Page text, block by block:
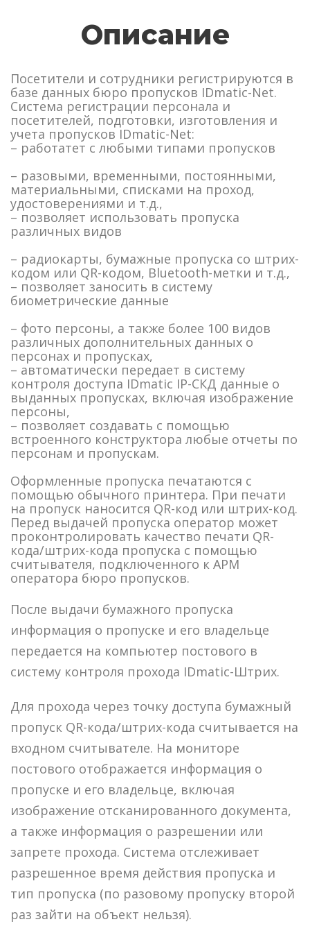
Описание
Посетители и сотрудники регистрируются в
базе данных бюро пропусков IDmatic-Net.
Система регистрации персонала и
посетителей, подготовки, изготовления и
учета пропусков IDmatic-Net:
– работатет с любыми типами пропусков
– разовыми, временными, постоянными,
материальными, списками на проход,
удостоверениями и т.д.,
– позволяет использовать пропуска
различных видов
– радиокарты, бумажные пропуска со штрих-
кодом или QR-кодом, Bluetooth-метки и т.д.,
– позволяет заносить в систему
биометрические данные
– фото персоны, а также более 100 видов
различных дополнительных данных о
персонах и пропусках,
– автоматически передает в систему
контроля доступа IDmatic IP-СКД данные о
выданных пропусках, включая изображение
персоны,
– позволяет создавать с помощью
встроенного конструктора любые отчеты по
персонам и пропускам.
Оформленные пропуска печатаются с
помощью обычного принтера. При печати
на пропуск наносится QR-код или штрих-код.
Перед выдачей пропуска оператор может
проконтролировать качество печати QR-
кода/штрих-кода пропуска с помощью
считывателя, подключенного к АРМ
оператора бюро пропусков.
После выдачи бумажного пропуска
информация о пропуске и его владельце
передается на компьютер постового в
систему контроля прохода IDmatic-Штрих.
Для прохода через точку доступа бумажный
пропуск QR-кода/штрих-кода считывается на
входном считывателе. На мониторе
постового отображается информация о
пропуске и его владельце, включая
изображение отсканированного документа,
а также информация о разрешении или
запрете прохода. Система отслеживает
разрешенное время действия пропуска и
тип пропуска (по разовому пропуску второй
раз зайти на объект нельзя).